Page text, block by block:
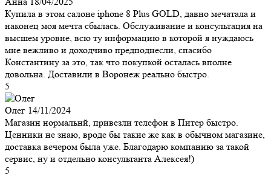
Купила в этом салоне iphone 8 Plus GOLD, давно мечатала и
наконец моя мечта сбылась. Обслуживание и консультация на
высшем уровне, всю ту информацию в которой я нуждаюсь
мне вежливо и доходчиво предподнесли, спасибо
Константину за это, так что покупкой осталась вполне
довольна. Доставили в Воронеж реально быстро.
5
Олег 14/11/2024
Магазин нормальнй, привезли телефон в Питер быстро.
Ценники не знаю, вроде бы такие же как в обычном магазине,
доставка вечером была уже. Благодарю компанию за такой
сервис, ну и отдельно консультанта Алексея!)
5